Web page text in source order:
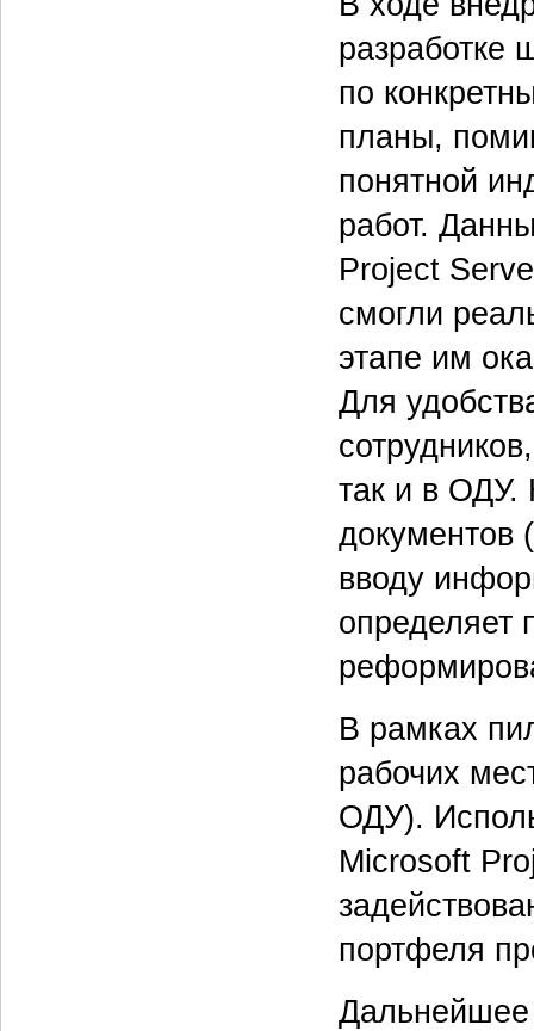
разработке
по
планы,
понятной
работ.
Project
смогли
этапе им
Для
так и в ОДУ.
документов
вводу
определяет
В рамках
рабочих
ОДУ).
Microsoft
портфеля
Дальнейшее